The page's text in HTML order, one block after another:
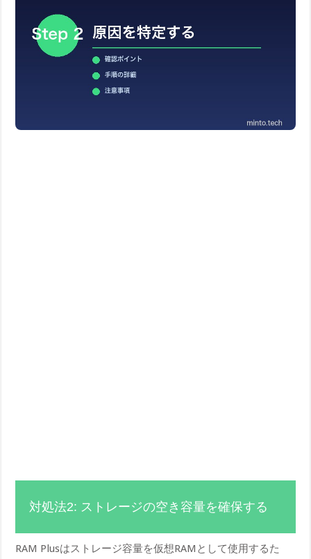
対処法2: ストレージの空き容量を確保する
RAM Plusはストレージ容量を仮想RAMとして使用するた